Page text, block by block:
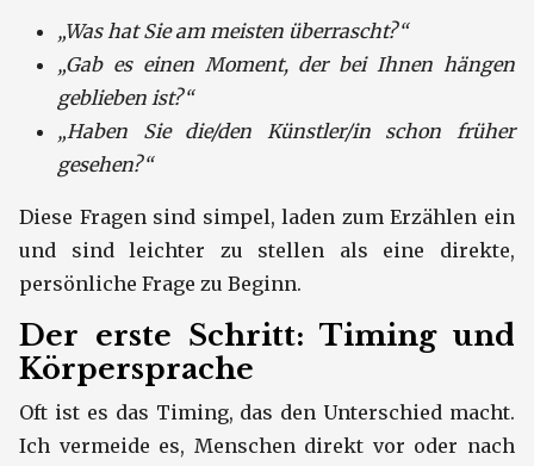
„Was hat Sie am meisten überrascht?“
„Gab es einen Moment, der bei Ihnen hängen
geblieben ist?“
„Haben Sie die/den Künstler/in schon früher
gesehen?“
Diese Fragen sind simpel, laden zum Erzählen ein
und sind leichter zu stellen als eine direkte,
persönliche Frage zu Beginn.
Der erste Schritt: Timing und
Körpersprache
Oft ist es das Timing, das den Unterschied macht.
Ich vermeide es, Menschen direkt vor oder nach